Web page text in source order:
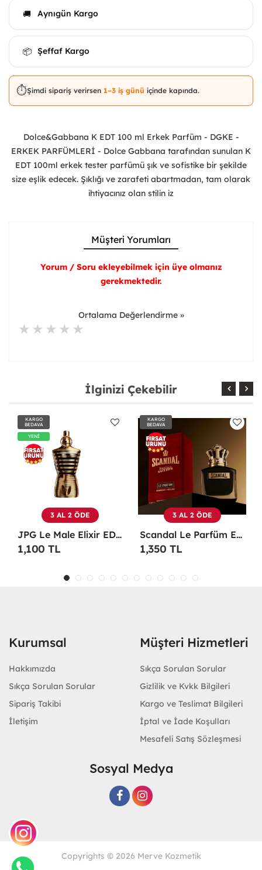
🚚 Aynıgün Kargo
📦 Şeffaf Kargo
⏱️Şimdi sipariş verirsen 1–3 iş günü içinde kapında.
Dolce&Gabbana K EDT 100 ml Erkek Parfüm - DGKE -
ERKEK PARFÜMLERİ - Dolce Gabbana tarafından sunulan K
EDT 100ml erkek tester parfümü şık ve sofistike bir şekilde
size eşlik edecek. Şıklığı ve zarafeti abartmadan, tam olarak
ihtiyacınız olan stilin iz
Müşteri Yorumları
Yorum / Soru ekleyebilmek için üye olmanız
gerekmektedir.
Ortalama Değerlendirme »
İlginizi Çekebilir
KARGO
BEDAVA
3 AL 2 ÖDE
1,350 TL
KARGO
BEDAVA
3 AL 2 ÖDE
1,100 TL
Kurumsal
Hakkımızda
Sıkça Sorulan Sorular
Sipariş Takibi
İletişim
Müşteri Hizmetleri
Sıkça Sorulan Sorular
Gizlilik ve Kvkk Bilgileri
Kargo ve Teslimat Bilgileri
İptal ve İade Koşulları
Mesafeli Satış Sözleşmesi
Sosyal Medya
Copyrights © 2026 Merve Kozmetik